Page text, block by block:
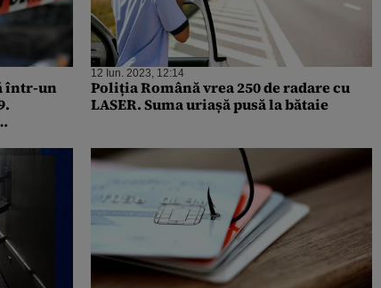
într-un
12 Iun. 2023, 12:14
Poliția Română vrea 250 de radare cu
LASER. Suma uriașă pusă la bătaie